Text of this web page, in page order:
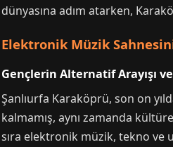
dünyasına adım atarken,
Elektronik Müzik
Gençlerin Alternatif Arayışı
Şanlıurfa Karaköprü, son on
kalmamış, aynı zamanda
sıra elektronik müzik, tekno ve